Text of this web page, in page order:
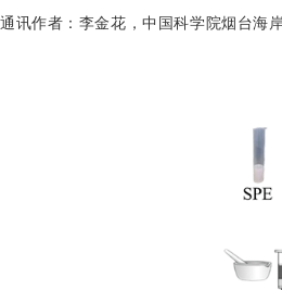
通讯作者 ： 李金花，中国科学院烟台海